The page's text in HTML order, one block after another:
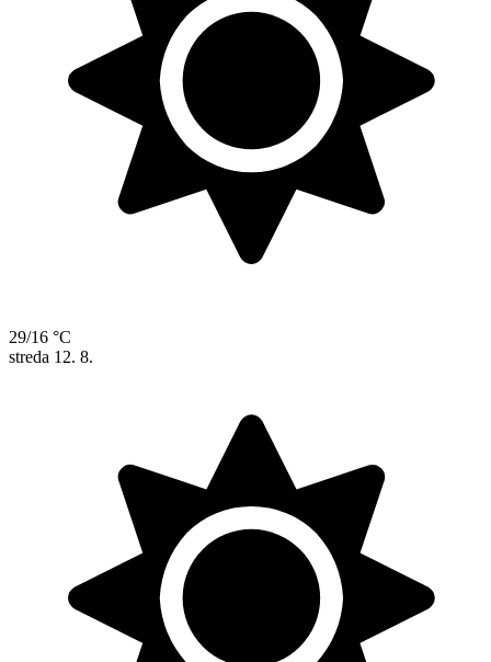
29/16 °C
streda 12. 8.